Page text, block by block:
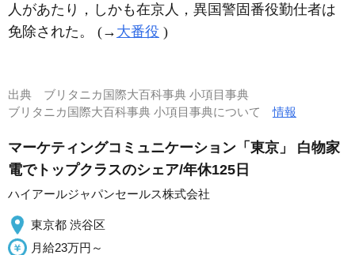
人があたり，しかも在京人，異国警固番役勤仕者は
免除された。 (→ 大番役 )
出典 ブリタニカ国際大百科事典 小項目事典
ブリタニカ国際大百科事典 小項目事典について情報
マーケティングコミュニケーション「東京」 白物家
電でトップクラスのシェア/年休125日
ハイアールジャパンセールス株式会社
東京都 渋谷区
月給23万円～